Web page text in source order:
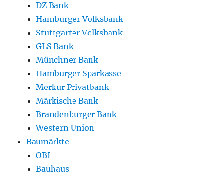
DZ Bank
Hamburger Volksbank
Stuttgarter Volksbank
GLS Bank
Münchner Bank
Hamburger Sparkasse
Merkur Privatbank
Märkische Bank
Brandenburger Bank
Western Union
Baumärkte
OBI
Bauhaus